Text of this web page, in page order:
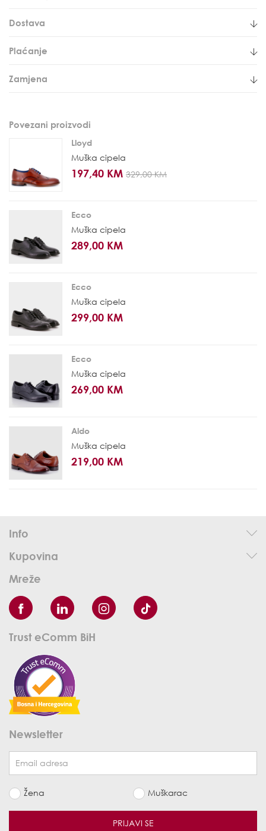
Dostava
Plaćanje
Zamjena
Povezani proizvodi
Lloyd
Muška cipela
197,40 KM 329,00 KM
Ecco
Muška cipela
289,00 KM
Ecco
Muška cipela
299,00 KM
Ecco
Muška cipela
269,00 KM
Aldo
Muška cipela
219,00 KM
Info
Kupovina
Mreže
Trust eComm BiH
Newsletter
Žena Muškarac
PRIJAVI SE